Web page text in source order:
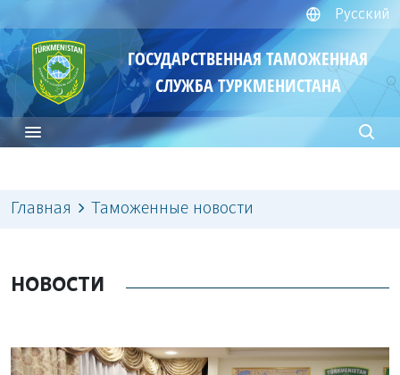
Русский
ГОСУДАРСТВЕННАЯ ТАМОЖЕННАЯ
СЛУЖБА ТУРКМЕНИСТАНА
Главная Таможенные новости
НОВОСТИ